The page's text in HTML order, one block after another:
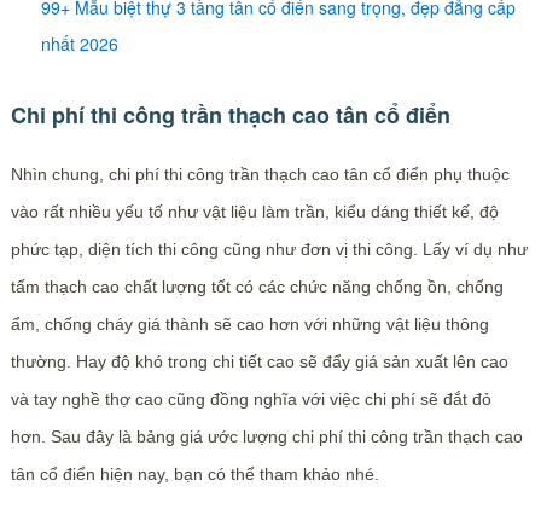
99+ Mẫu biệt thự 3 tầng tân cổ điển sang trọng, đẹp đẳng cấp
nhất 2026
Chi phí thi công trần thạch cao tân cổ điển
Nhìn chung, chi phí thi công trần thạch cao tân cổ điển phụ thuộc
vào rất nhiều yếu tố như vật liệu làm trần, kiểu dáng thiết kế, độ
phức tạp, diện tích thi công cũng như đơn vị thi công. Lấy ví dụ như
tấm thạch cao chất lượng tốt có các chức năng chống ồn, chống
ẩm, chống cháy giá thành sẽ cao hơn với những vật liệu thông
thường. Hay độ khó trong chi tiết cao sẽ đẩy giá sản xuất lên cao
và tay nghề thợ cao cũng đồng nghĩa với việc chi phí sẽ đắt đỏ
hơn. Sau đây là bảng giá ước lượng chi phí thi công trần thạch cao
tân cổ điển hiện nay, bạn có thể tham khảo nhé.